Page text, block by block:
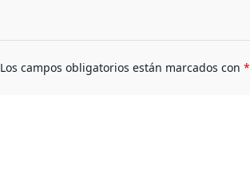
Los campos obligatorios están marcados con*